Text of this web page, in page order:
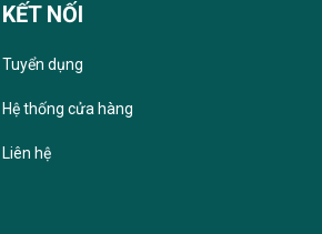
KẾT NỐI
Tuyển dụng
Hệ thống cửa hàng
Liên hệ